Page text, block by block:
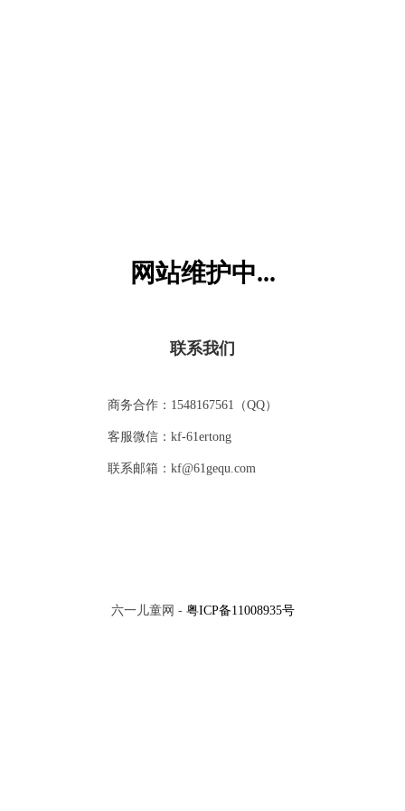
网站维护中...
联系我们
商务合作：1548167561（QQ）
客服微信：kf-61ertong
联系邮箱：kf@61gequ.com
六一儿童网 - 粤ICP备11008935号